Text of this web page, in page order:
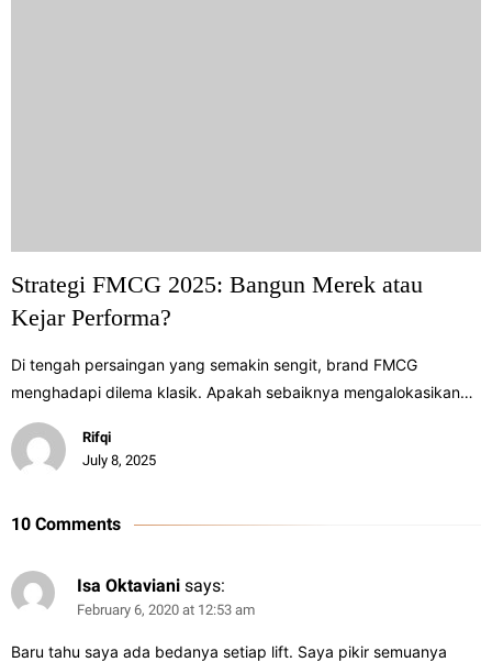
Strategi FMCG 2025: Bangun Merek atau
Kejar Performa?
Di tengah persaingan yang semakin sengit, brand FMCG
menghadapi dilema klasik. Apakah sebaiknya mengalokasikan…
Rifqi
July 8, 2025
10 Comments
Isa Oktaviani says:
February 6, 2020 at 12:53 am
Baru tahu saya ada bedanya setiap lift. Saya pikir semuanya